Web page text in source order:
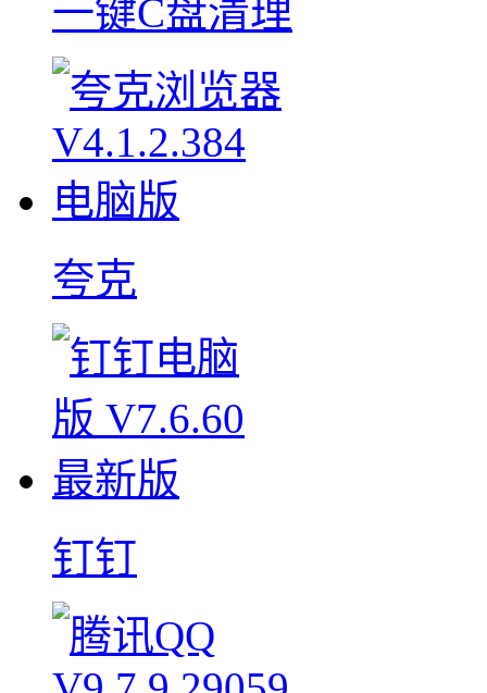
一键C盘清理
夸克
钉钉